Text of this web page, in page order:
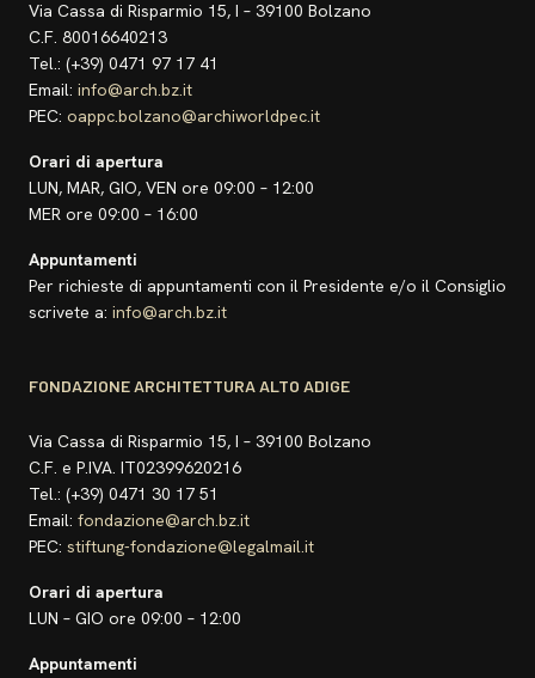
Via Cassa di Risparmio 15, I – 39100 Bolzano
C.F. 80016640213
Tel.: (+39) 0471 97 17 41
Email: info@arch.bz.it
PEC: oappc.bolzano@archiworldpec.it
Orari di apertura
LUN, MAR, GIO, VEN ore 09:00 – 12:00
MER ore 09:00 – 16:00
Appuntamenti
Per richieste di appuntamenti con il Presidente e/o il Consiglio
scrivete a: info@arch.bz.it
FONDAZIONE ARCHITETTURA ALTO ADIGE
Via Cassa di Risparmio 15, I – 39100 Bolzano
C.F. e P.IVA. IT02399620216
Tel.: (+39) 0471 30 17 51
Email: fondazione@arch.bz.it
PEC: stiftung-fondazione@legalmail.it
Orari di apertura
LUN – GIO ore 09:00 – 12:00
Appuntamenti